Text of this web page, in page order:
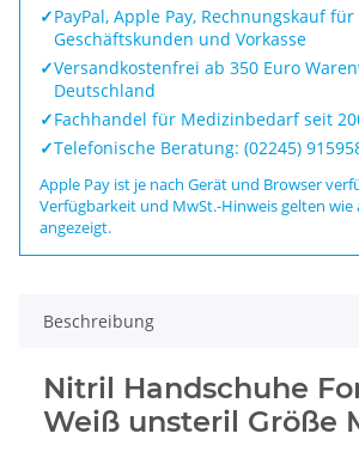
✓PayPal, Apple Pay, Rechnungskauf für
Geschäftskunden und Vorkasse
✓Versandkostenfrei ab 350 Euro
Deutschland
✓Fachhandel für Medizinbedarf seit
✓Telefonische Beratung: (02245)
Apple Pay ist je nach Gerät und Browser
Verfügbarkeit und MwSt.-Hinweis gelten wie
angezeigt.
Beschreibung
Nitril Handschuhe
Weiß unsteril Größe